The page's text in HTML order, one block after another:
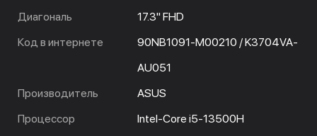
Диагональ
17.3" FHD
Код в интернете
90NB1091-M00210 / K3704VA-
AU051
Производитель
ASUS
Процессор
Intel-Core i5-13500H